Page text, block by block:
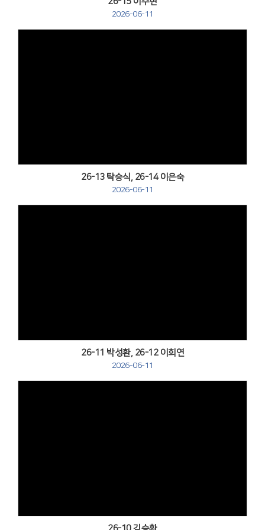
2026-06-11
26-13 탁승식, 26-14 이은숙
2026-06-11
26-11 박성환, 26-12 이희연
2026-06-11